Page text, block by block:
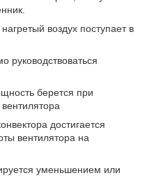
воздух поступает в
руководствоваться
берется при
достигается
вентилятора на
уменьшением или